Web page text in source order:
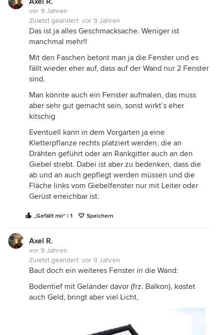
vor 9 Jahren
Zuletzt geändert: vor 9 Jahren
Das ist ja alles Geschmacksache. Weniger ist
manchmal mehr!!
Mit den Faschen betont man ja die Fenster und es
fällt wieder eher auf, dass auf der Wand nur 2 Fenster
sind.
Man könnte auch ein Fenster aufmalen, das muss
aber sehr gut gemacht sein, sonst wirkt´s eher
kitschig
Eventuell kann in dem Vorgarten ja eine
Kletterpflanze rechts platziert werden, die an
Drähten geführt oder am Rankgitter auch an den
Giebel strebt. Dabei ist aber zu bedenken, dass die
ab und an auch gepflegt werden müssen und die
Fläche links vom Giebelfenster nur mit Leiter oder
Gerüst erreichbar ist.
„Gefällt mir“ | 1 Speichern
Axel R.
vor 9 Jahren
Zuletzt geändert: vor 9 Jahren
Baut doch ein weiteres Fenster in die Wand:
Bodentief mit Geländer davor (frz. Balkon), kostet
auch Geld, bringt aber viel Licht,